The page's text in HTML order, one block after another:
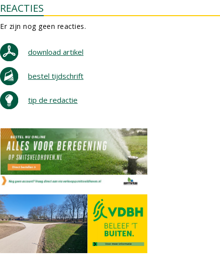
REACTIES
Er zijn nog geen reacties.
download artikel
bestel tijdschrift
tip de redactie